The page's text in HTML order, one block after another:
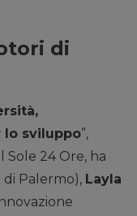
di
lo sviluppo”,
Sole 24 Ore, ha
di Palermo), Layla